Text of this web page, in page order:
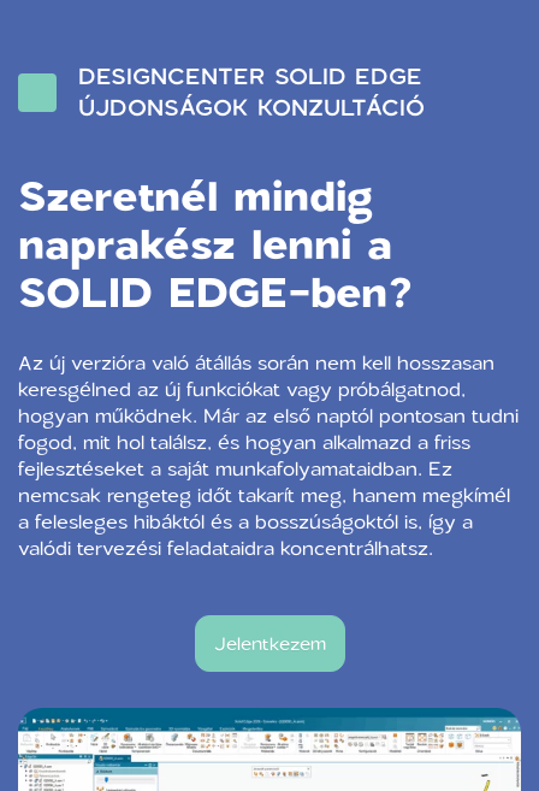
DESIGNCENTER SOLID EDGE
ÚJDONSÁGOK KONZULTÁCIÓ
Szeretnél mindig
naprakész lenni a
SOLID EDGE-ben?
Az új verzióra való átállás során nem kell hosszasan
keresgélned az új funkciókat vagy próbálgatnod,
hogyan működnek. Már az első naptól pontosan tudni
fogod, mit hol találsz, és hogyan alkalmazd a friss
fejlesztéseket a saját munkafolyamataidban. Ez
nemcsak rengeteg időt takarít meg, hanem megkímél
a felesleges hibáktól és a bosszúságoktól is, így a
valódi tervezési feladataidra koncentrálhatsz.
Jelentkezem